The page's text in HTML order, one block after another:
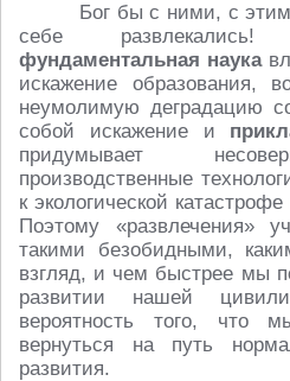
Бог бы с ними, с
себе
фундаментальная наука
искажение образования,
неумолимую деградацию
собой искажение и
придумывает
производственные
к экологической
Поэтому «развлечения»
такими безобидными,
взгляд, и чем быстрее мы
развитии нашей
вероятность того,
вернуться на путь
развития.